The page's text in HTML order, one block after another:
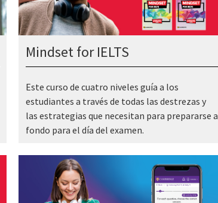
Mindset for IELTS
Este curso de cuatro niveles guía a los
estudiantes a través de todas las destrezas y
las estrategias que necesitan para prepararse a
fondo para el día del examen.